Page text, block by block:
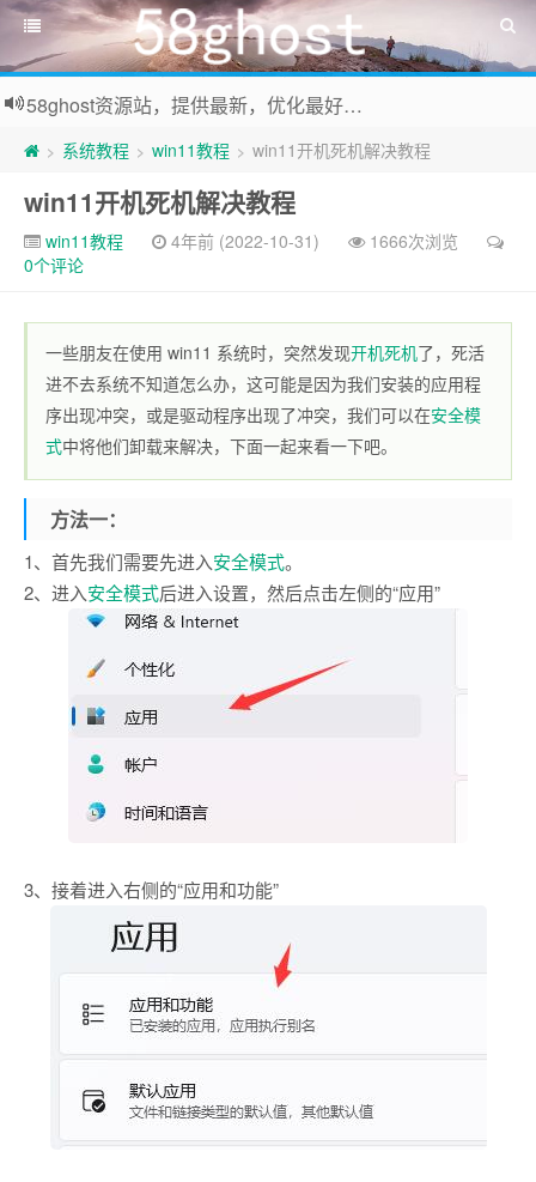
58ghost资源站，提供最新，优化最好系统及装机常用软件下载
> 系统教程 > win11教程 > win11开机死机解决教程
win11开机死机解决教程
win11教程 4年前 (2022-10-31)
1666次浏览
0个评论
一些朋友在使用 win11 系统时，突然发现开机死机了，死活
进不去系统不知道怎么办，这可能是因为我们安装的应用程
序出现冲突，或是驱动程序出现了冲突，我们可以在安全模
式中将他们卸载来解决，下面一起来看一下吧。
方法一：
1、首先我们需要先进入安全模式。
2、进入安全模式后进入设置，然后点击左侧的“应用”
3、接着进入右侧的“应用和功能”